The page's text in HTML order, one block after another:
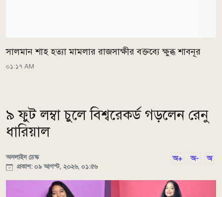
সালমান শাহ হত্যা মামলার রাজসাক্ষীর বক্তব্যে ক্ষুব্ধ শাবনূর
০১:১৭ AM
৯ ফুট লম্বা চুলে বিশ্বরেকর্ড গড়লেন রেনু
ধারিয়াল
অনলাইন ডেস্ক
প্রকাশ: ০৯ আগস্ট, ২০২৬, ০১:৫৬
অ+ অ- অ